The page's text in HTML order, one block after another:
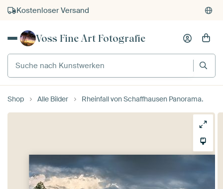
Kostenloser Versand
Kauf auf Rechnung
Voss Fine Art Fotografie
Suche nach Kunstwerken
Shop Alle Bilder Rheinfall von Schaffhausen Panorama.